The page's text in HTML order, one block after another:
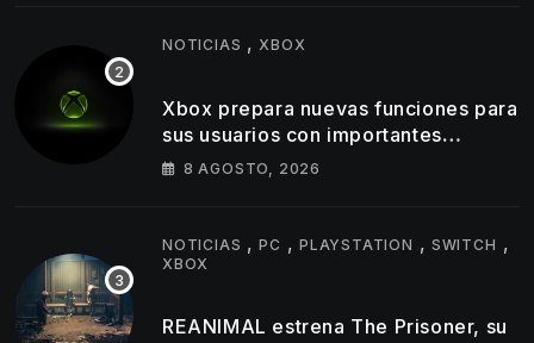
NOTICIAS ,XBOX
Xbox prepara nuevas funciones para
sus usuarios con importantes
cambios en capturas y logros
8 AGOSTO, 2026
NOTICIAS ,PC ,PLAYSTATION , SWITCH ,
XBOX
REANIMAL estrena The Prisoner, su